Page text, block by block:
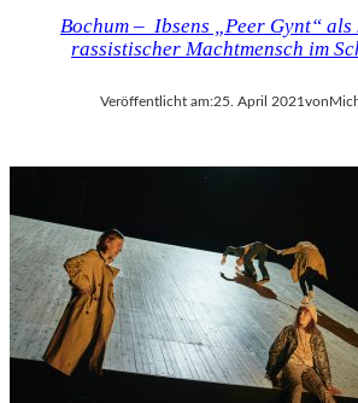
Bochum – Ibsens „Peer Gynt“
rassistischer Machtmensch im
Veröffentlicht am:25. April 2021 von